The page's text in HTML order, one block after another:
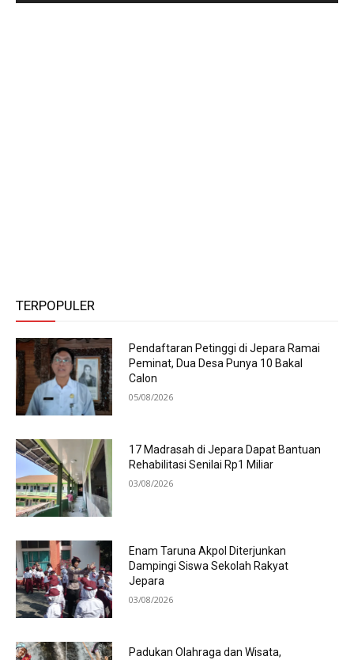
TERPOPULER
Pendaftaran Petinggi di Jepara Ramai
Peminat, Dua Desa Punya 10 Bakal
Calon
05/08/2026
17 Madrasah di Jepara Dapat Bantuan
Rehabilitasi Senilai Rp1 Miliar
03/08/2026
Enam Taruna Akpol Diterjunkan
Dampingi Siswa Sekolah Rakyat
Jepara
03/08/2026
Padukan Olahraga dan Wisata,